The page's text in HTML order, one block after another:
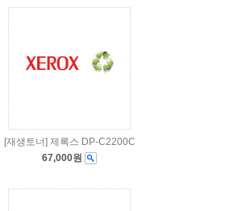
[재생토너] 제록스 DP-C2200C
67,000원